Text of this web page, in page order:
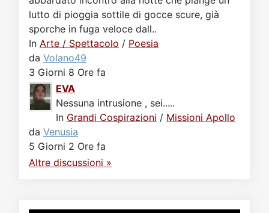
lutto di pioggia sottile di gocce scure, già
sporche in fuga veloce dall..
In Arte / Spettacolo / Poesia
da Volano49
3 Giorni 8 Ore fa
EVA
Nessuna intrusione , sei.....
In Grandi Cospirazioni / Missioni Apollo
da Venusia
5 Giorni 2 Ore fa
Altre discussioni »